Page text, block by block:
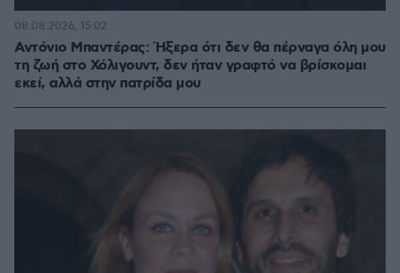
Αντόνιο Μπαντέρας: Ήξερα ότι δεν θα πέρναγα όλη μου
τη ζωή στο Χόλιγουντ, δεν ήταν γραφτό να βρίσκομαι
εκεί, αλλά στην πατρίδα μου
08.08.2026, 15:02